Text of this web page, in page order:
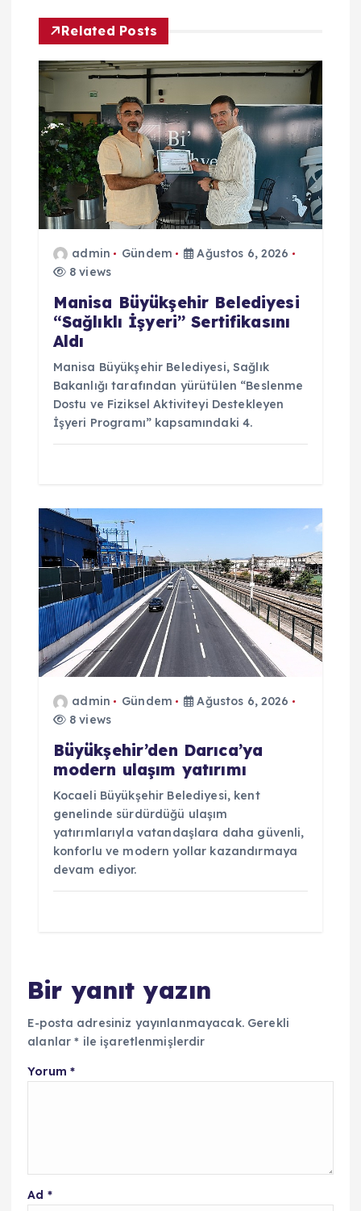
e
z
n
m
e
Related Posts
admin Gündem
Ağustos 6, 2026
8 views
Manisa Büyükşehir Belediyesi
“Sağlıklı İşyeri” Sertifikasını
Aldı
Manisa Büyükşehir Belediyesi, Sağlık
Bakanlığı tarafından yürütülen “Beslenme
Dostu ve Fiziksel Aktiviteyi Destekleyen
İşyeri Programı” kapsamındaki 4.
admin Gündem
Ağustos 6, 2026
8 views
Büyükşehir’den Darıca’ya
modern ulaşım yatırımı
Kocaeli Büyükşehir Belediyesi, kent
genelinde sürdürdüğü ulaşım
yatırımlarıyla vatandaşlara daha güvenli,
konforlu ve modern yollar kazandırmaya
devam ediyor.
Bir yanıt yazın
E-posta adresiniz yayınlanmayacak. Gerekli
alanlar* ile işaretlenmişlerdir
Yorum *
Ad *